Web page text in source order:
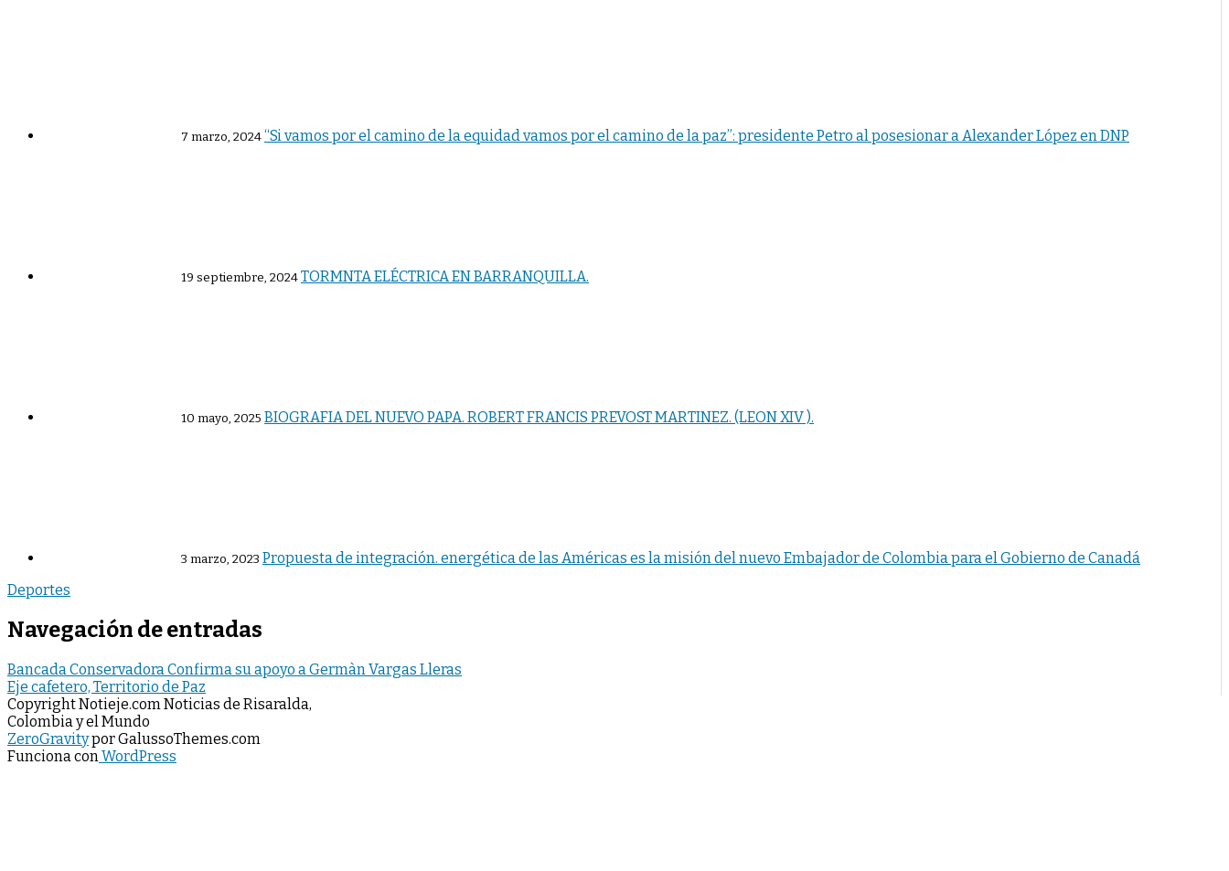
7 marzo, 2024“Si vamos por el camino de la equidad vamos por el camino de la paz”: presidente Petro al posesionar a Alexander López en DNP
19 septiembre, 2024TORMNTA ELÉCTRICA EN BARRANQUILLA.
10 mayo, 2025 BIOGRAFIA DEL NUEVO PAPA. ROBERT FRANCIS PREVOST MARTINEZ. (LEON XIV ).
3 marzo, 2023 Propuesta de integración. energética de las Américas es la misión del nuevo Embajador de Colombia para el Gobierno de Canadá
Deportes
Navegación de entradas
Bancada Conservadora Confirma su apoyo a Germàn Vargas Lleras
Eje cafetero, Territorio de Paz
Copyright Notieje.com Noticias de Risaralda,
Colombia y el Mundo
ZeroGravitypor GalussoThemes.com
Funciona conWordPress